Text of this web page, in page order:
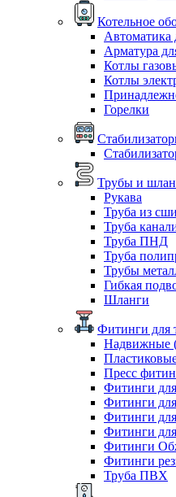
Котельное
Автоматика
Арматура
Котлы
Котлы
Горелки
Трубы и
Рукава
Труба из
Труба
Труба ПНД
Труба
Трубы
Гибкая
Шланги
Фитинги для
Надвижные
Пресс
Фитинги
Фитинги
Фитинги
Фитинги
Фитинги
Фитинги
Труба ПВХ